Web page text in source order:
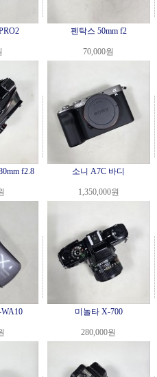
펜탁스 50mm f2
70,000원
f2.8 소니 A7C 바디
1,350,000원
미놀타 X-700
280,000원